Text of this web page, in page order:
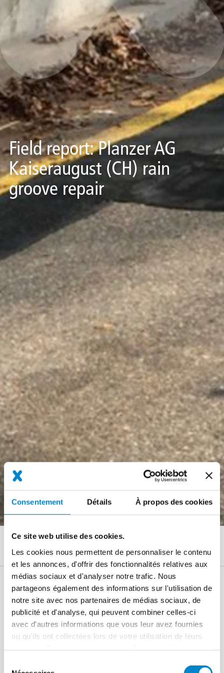
Consentement Détails À propos des cookies
Ce site web utilise des cookies.
Les cookies nous permettent de personnaliser le contenu
et les annonces, d'offrir des fonctionnalités relatives aux
médias sociaux et d'analyser notre trafic. Nous
partageons également des informations sur l'utilisation de
notre site avec nos partenaires de médias sociaux, de
publicité et d'analyse, qui peuvent combiner celles-ci
avec d'autres informations que vous leur avez fournies
ou qu'ils ont collectées lors de votre utilisation de leurs
Field report: Planzer AG
Kaiseraugust (CH) rain
groove repair
Fil
d'Ariane
Références chantiers
Planzer AG Kaiseraugust (CH) rain groove repair
Key facts: Asphalt restauration
Lieu Kaiseraugust
Système Triflex Asphalt Repro 3K